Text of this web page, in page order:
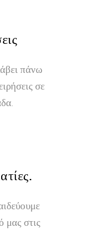
πάνω
σε
μας στις